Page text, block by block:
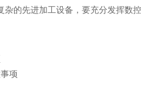
先进加工设备，要充分发挥数
项